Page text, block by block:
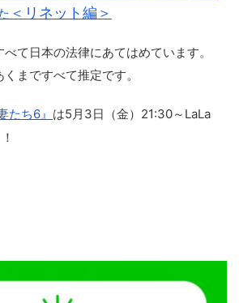
＜リネット編＞
て日本の法律にあてはめています。
まですべて推定です。
たち6』 は5月3日（金）21:30～LaLa